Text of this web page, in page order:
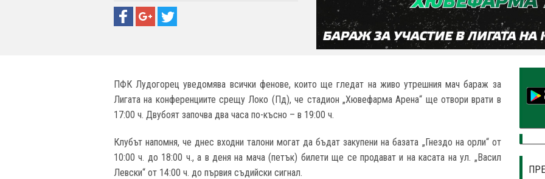
ПФК Лудогорец уведомява всички фенове, които ще гледат на живо утрешния мач бараж за
Лигата на конференциите срещу Локо (Пд), че стадион „Хювефарма Арена“ ще отвори врати в
17:00 ч. Двубоят започва два часа по-късно – в 19:00 ч.
Клубът напомня, че днес входни талони могат да бъдат закупени на базата „Гнездо на орли“ от
10:00 ч. до 18:00 ч., а в деня на мача (петък) билети ще се продават и на касата на ул. „Васил
Левски“ от 14:00 ч. до първия съдийски сигнал.